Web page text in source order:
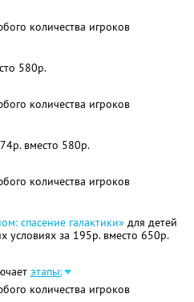
количества игроков
580р.
количества игроков
вместо 580р.
количества игроков
спасение галактики» для детей
условиях за 195р. вместо 650р.
этапы:
количества игроков